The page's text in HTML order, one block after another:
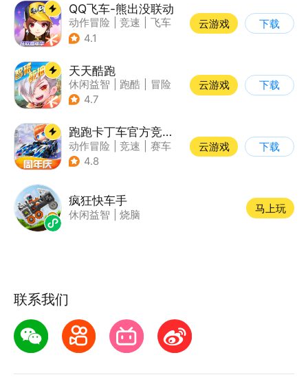
QQ飞车-熊出没联动
动作冒险 竞速
飞车
| 漂移
4.1
云游戏 下载
天天酷跑
休闲益智 跑酷
冒险
| 萌系
4.7
云游戏 下载
跑跑卡丁车官方竞速版
动作冒险 竞速
赛车
| 跑跑卡丁车
4.8
云游戏 下载
疯狂快车手
休闲益智 烧脑
马上玩
联系我们